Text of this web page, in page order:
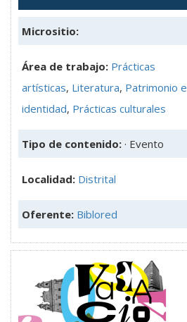
Micrositio:
Área de trabajo: Prácticas
artísticas, Literatura, Patrimonio e
identidad, Prácticas culturales
Tipo de contenido: · Evento
Localidad: Distrital
Oferente: Biblored